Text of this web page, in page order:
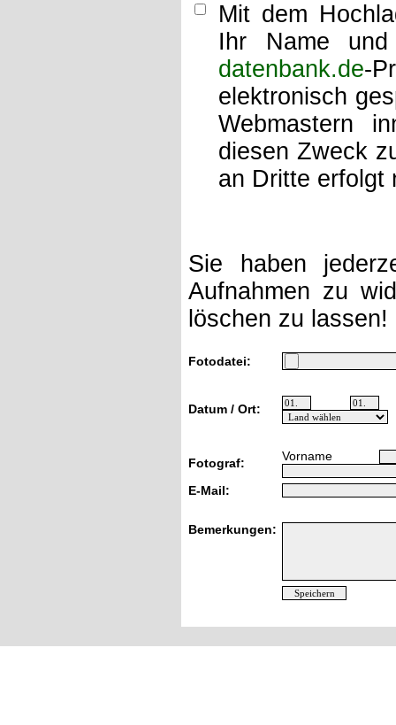
Mit dem
Ihr Name
datenbank.de-
elektronisch
Webmastern
diesen Zweck
an Dritte erfolgt
Sie haben
Aufnahmen zu
löschen zu
Fotodatei:
Datum / Ort:
Fotograf: Vorname
E-Mail:
Bemerkungen: